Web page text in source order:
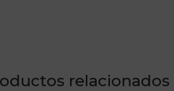
relacionados